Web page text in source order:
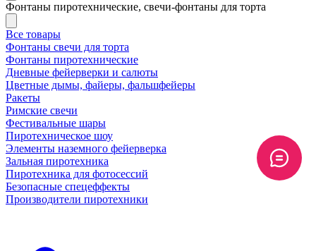
Фонтаны пиротехнические, свечи-фонтаны для торта
Все товары
Фонтаны свечи для торта
Фонтаны пиротехнические
Дневные фейерверки и салюты
Цветные дымы, файеры, фальшфейеры
Ракеты
Римские свечи
Фестивальные шары
Пиротехническое шоу
Элементы наземного фейерверка
Зальная пиротехника
Пиротехника для фотосессий
Безопасные спецеффекты
Производители пиротехники